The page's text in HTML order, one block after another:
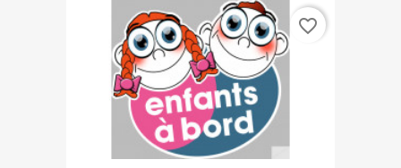
favorite_border